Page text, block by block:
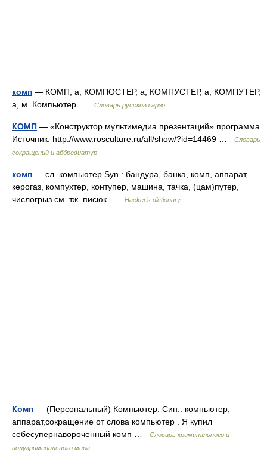
комп — КОМП, а, КОМПОСТЕР, а, КОМПУСТЕР, а, КОМПУТЕР,
а, м. Компьютер …
Словарь русского арго
КОМП — «Конструктор мультимедиа презентаций» программа
Источник: http://www.rosculture.ru/all/show/?id=14469 …
Словарь
сокращений и аббревиатур
комп — сл. компьютер Syn.: бандура, банка, комп, аппарат,
керогаз, компухтер, контупер, машина, тачка, (цам)путер,
числогрыз см. тж. писюк …
Hacker's dictionary
Комп — (Персональный) Компьютер. Син.: компьютер,
аппарат,сокращение от слова компьютер . Я купил
себесупернавороченный комп …
Словарь криминального и
полукриминального мира